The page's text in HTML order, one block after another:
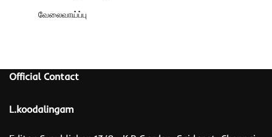
வேலைவாய்ப்பு
Official Contact
L.koodalingam